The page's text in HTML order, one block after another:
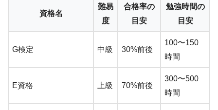
資格名
難易
度
合格率の
目安
勉強時間の
目安
G検定 中級 30%前後
100〜150
時間
E資格 上級 70%前後
300〜500
時間